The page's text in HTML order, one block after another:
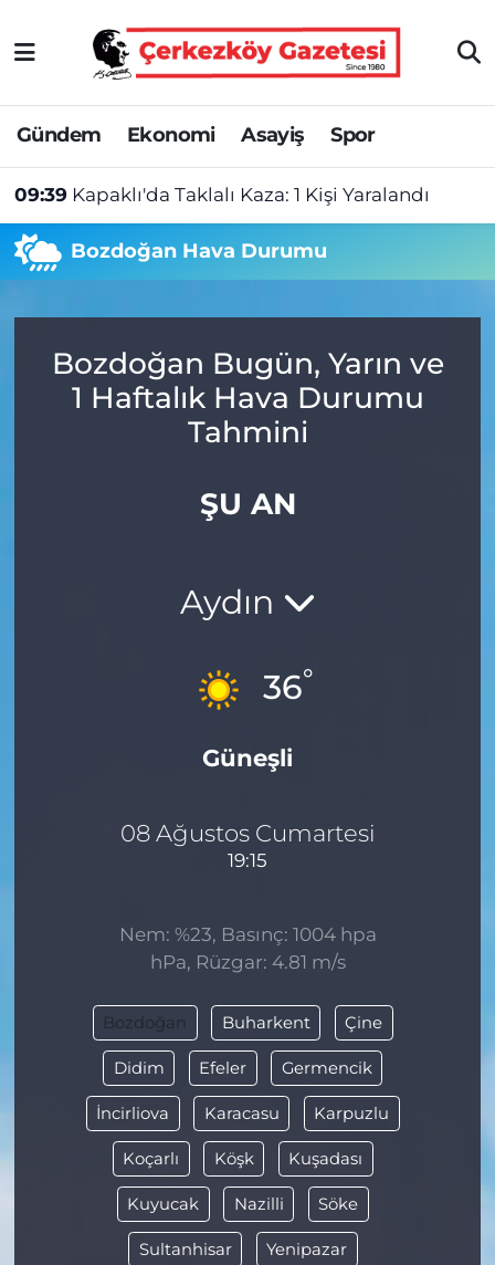
Gündem Ekonomi Asayiş Spor
09:39 Kapaklı'da Taklalı Kaza: 1 Kişi Yaralandı
Bozdoğan Hava Durumu
Bozdoğan Bugün, Yarın ve
1 Haftalık Hava Durumu
Tahmini
ŞU AN
Aydın
36°
Güneşli
08 Ağustos Cumartesi
19:15
Nem: %23, Basınç: 1004 hpa
hPa, Rüzgar: 4.81 m/s
Bozdoğan Buharkent Çine
Didim Efeler Germencik
İncirliova Karacasu Karpuzlu
Koçarlı Köşk Kuşadası
Kuyucak Nazilli Söke
Sultanhisar Yenipazar
Asayiş
Ekonomi
Gündem
Haber
Manşet
Topluluk Kuralları
Tekirdağ Nöbetçi Eczaneler
Tekirdağ Hava Durumu
Tekirdağ Namaz Vakitleri
Tekirdağ Trafik Yoğunluk Haritası
Tüm Manşetler
Son Dakika Haberleri